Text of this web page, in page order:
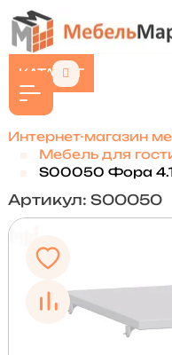
КАТАЛОГ
Интернет-магазин
Мебель для
S00050 Фора
Артикул: S00050